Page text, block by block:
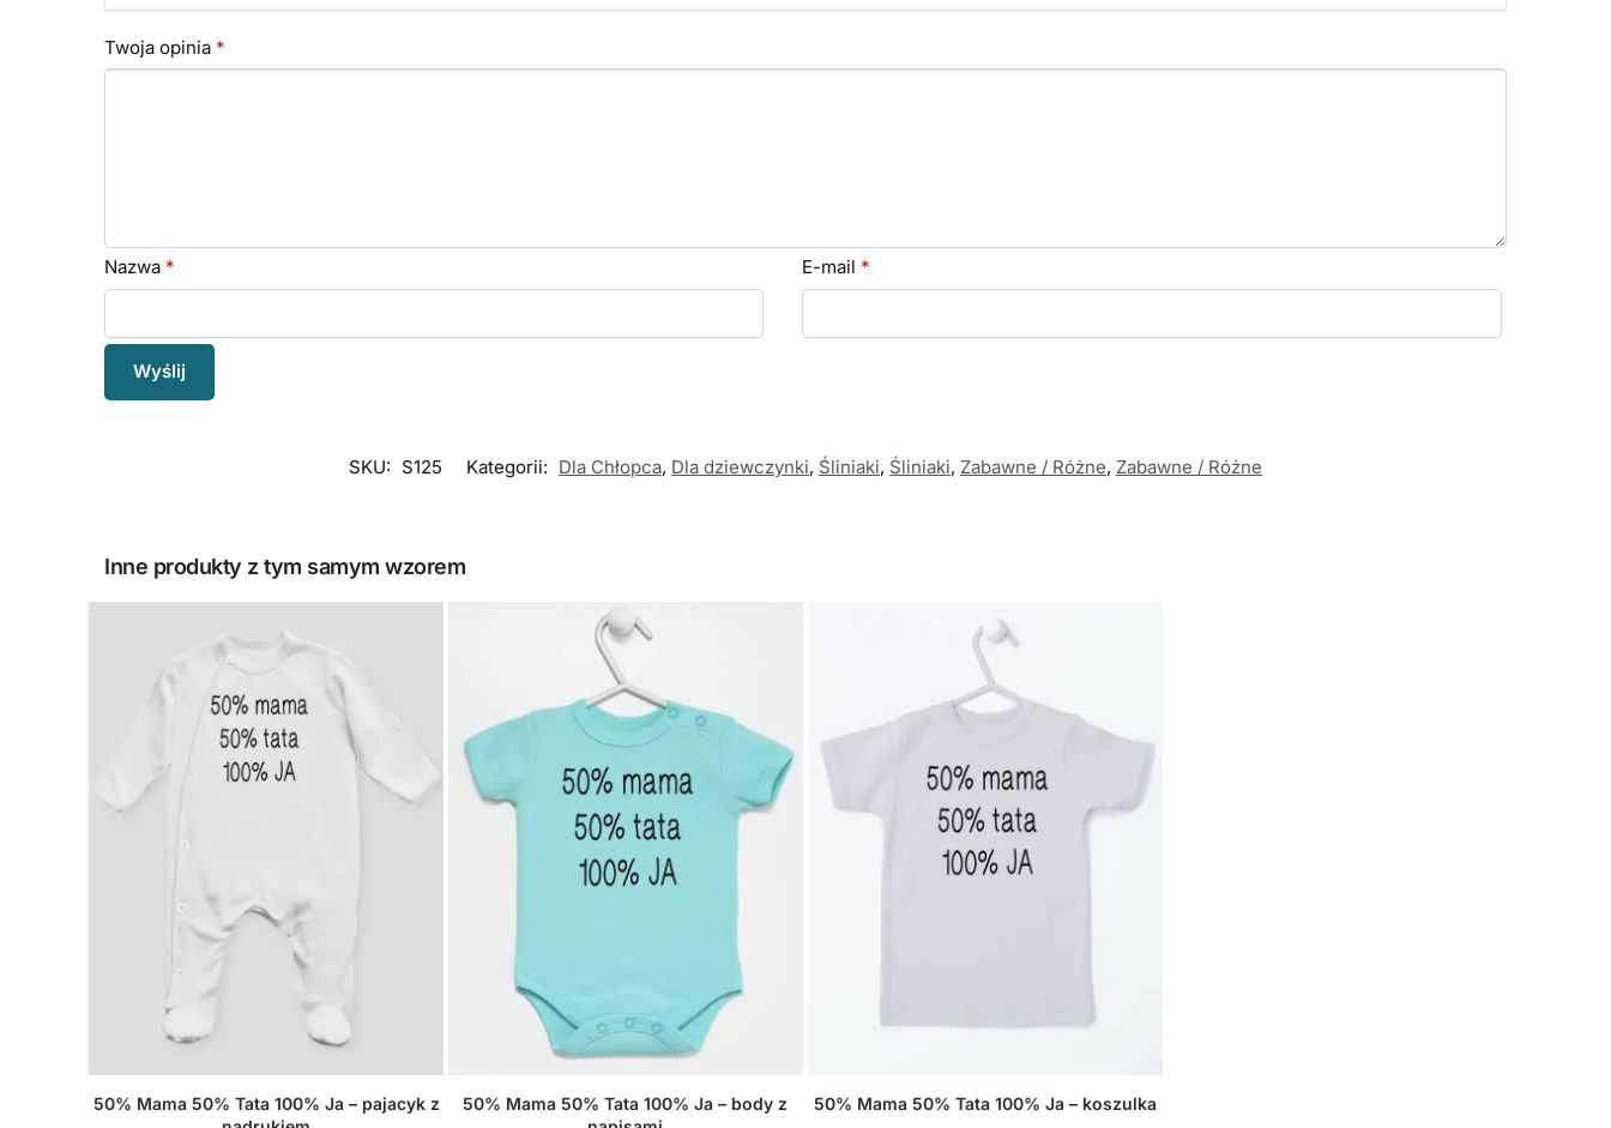
Twoja opinia *
Nazwa * E-mail *
SKU: S125 Kategorii: Dla Chłopca, Dla dziewczynki, Śliniaki, Śliniaki, Zabawne / Różne, Zabawne / Różne
Inne produkty z tym samym wzorem
50% Mama 50% Tata 100% Ja – pajacyk z
50% Mama 50% Tata 100% Ja – body z
50% Mama 50% Tata 100% Ja – koszulka